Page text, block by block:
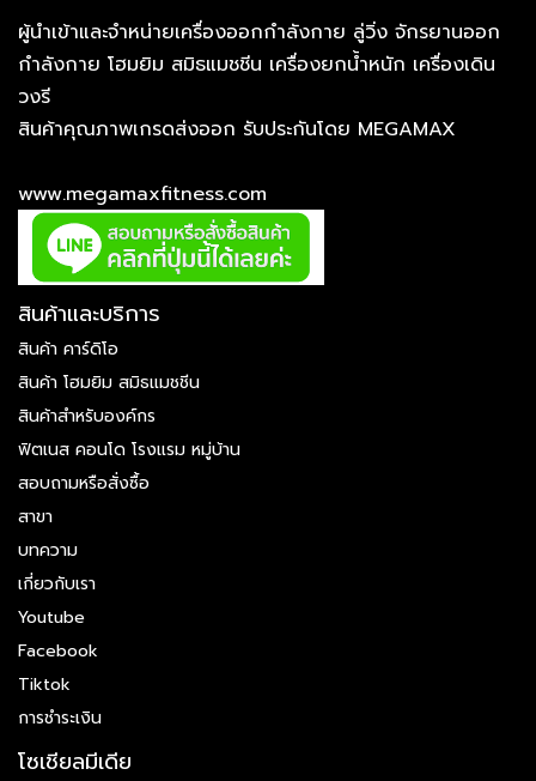
ผู้นำเข้าและจำหน่ายเครื่องออกกำลังกาย ลู่วิ่ง จักรยานออก
กำลังกาย โฮมยิม สมิธแมชชีน เครื่องยกน้ำหนัก เครื่องเดิน
วงรี
สินค้าคุณภาพเกรดส่งออก รับประกันโดย MEGAMAX
www.megamaxfitness.com
สินค้าและบริการ
สินค้า คาร์ดิโอ
สินค้า โฮมยิม สมิธแมชชีน
สินค้าสำหรับองค์กร
ฟิตเนส คอนโด โรงแรม หมู่บ้าน
สอบถามหรือสั่งซื้อ
สาขา
บทความ
เกี่ยวกับเรา
Youtube
Facebook
Tiktok
การชำระเงิน
โซเชียลมีเดีย